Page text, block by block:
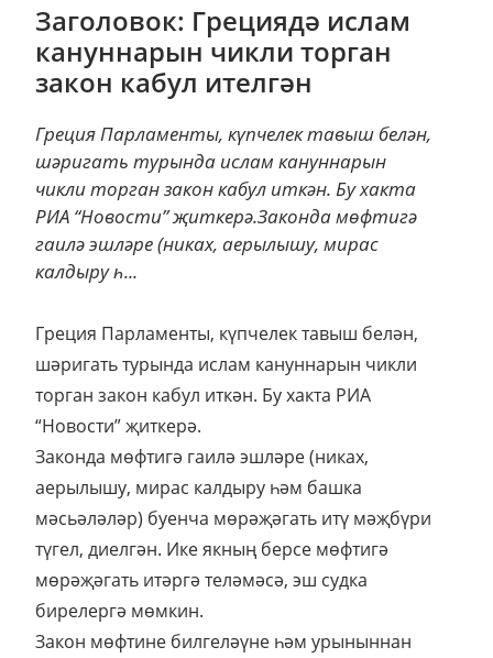
Заголовок: Грециядә ислам
кануннарын чикли торган
закон кабул ителгән
Греция Парламенты, күпчелек тавыш белән,
шәригать турында ислам кануннарын
чикли торган закон кабул иткән. Бу хакта
РИА “Новости” җиткерә.Законда мөфтигә
гаилә эшләре (никах, аерылышу, мирас
калдыру һ...
Греция Парламенты, күпчелек тавыш белән,
шәригать турында ислам кануннарын чикли
торган закон кабул иткән. Бу хакта РИА
“Новости” җиткерә.
Законда мөфтигә гаилә эшләре (никах,
аерылышу, мирас калдыру һәм башка
мәсьәләләр) буенча мөрәҗәгать итү мәҗбүри
түгел, диелгән. Ике якның берсе мөфтигә
мөрәҗәгать итәргә теләмәсә, эш судка
бирелергә мөмкин.
Закон мөфтине билгеләүне һәм урыныннан